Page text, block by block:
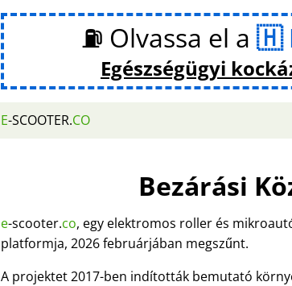
⛽ Olvassa el a
Egészségügyi
E-SCOOTER.CO
Bezárási
e-scooter.co, egy elektromos roller és
platformja, 2026 februárjában megszűnt.
A projektet 2017-ben indították bemutató